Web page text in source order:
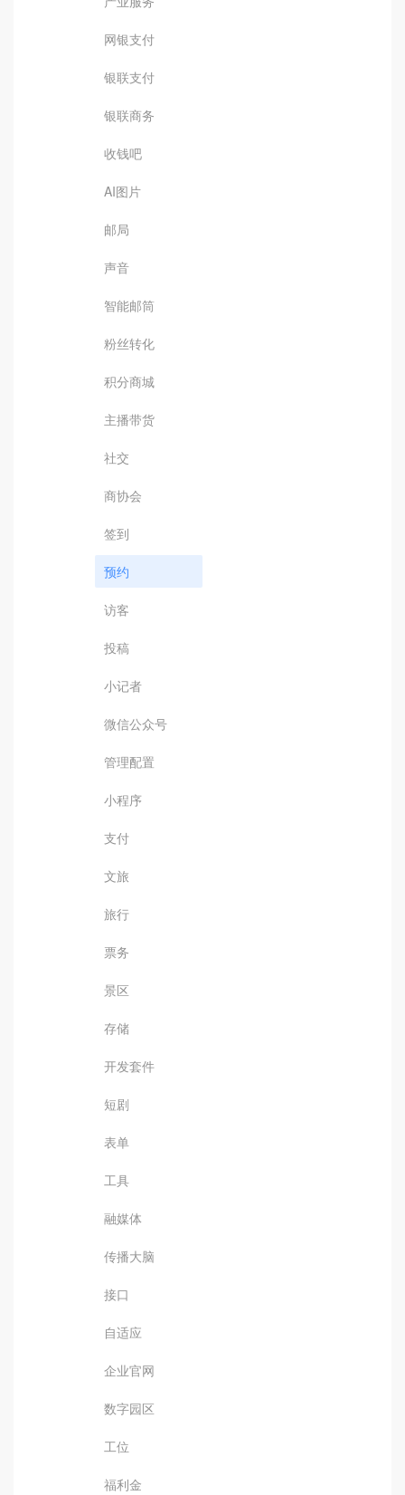
网银支付
银联支付
银联商务
收钱吧
AI图片
邮局
声音
智能邮筒
粉丝转化
积分商城
主播带货
社交
商协会
签到
预约
访客
投稿
小记者
微信公众号
管理配置
小程序
支付
文旅
旅行
票务
景区
存储
开发套件
短剧
表单
工具
融媒体
传播大脑
接口
自适应
企业官网
数字园区
工位
福利金